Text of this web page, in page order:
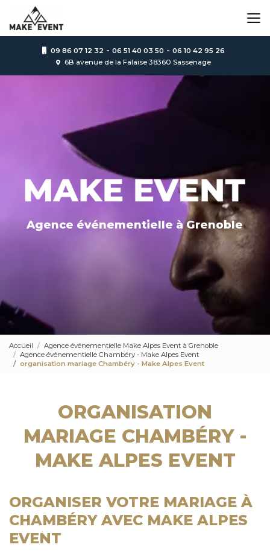
contenu
principal
09 86 07 12 32 - 06 51 40 03 50 - 06 10 42 95 26
6B avenue de la Falaise 38360 Sassenage
Agence événementielle à Grenoble
Accueil
Agence événementielle Make Alpes Event à Grenoble
Agence événementielle Chambéry - Make Alpes Event
organisation mariage Chambéry - Make Alpes Event
ORGANISATION
MARIAGE CHAMBÉRY -
MAKE ALPES EVENT
ORGANISER VOTRE MARIAGE À
CHAMBÉRY AVEC MAKE ALPES
EVENT